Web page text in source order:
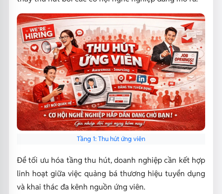
Tầng 1: Thu hút ứng viên
Để tối ưu hóa tầng thu hút, doanh nghiệp cần kết hợp
linh hoạt giữa việc quảng bá thương hiệu tuyển dụng
và khai thác đa kênh nguồn ứng viên.